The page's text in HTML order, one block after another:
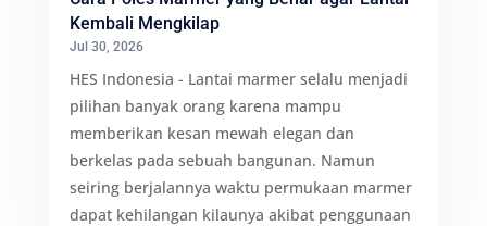
Kembali Mengkilap
Jul 30, 2026
HES Indonesia - Lantai marmer selalu menjadi
pilihan banyak orang karena mampu
memberikan kesan mewah elegan dan
berkelas pada sebuah bangunan. Namun
seiring berjalannya waktu permukaan marmer
dapat kehilangan kilaunya akibat penggunaan